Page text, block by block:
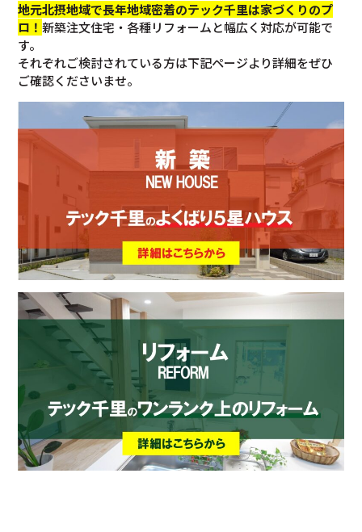
地元北摂地域で長年地域密着のテック千里は家づくりのプ
ロ！新築注文住宅・各種リフォームと幅広く対応が可能で
す。
それぞれご検討されている方は下記ページより詳細をぜひ
ご確認くださいませ。